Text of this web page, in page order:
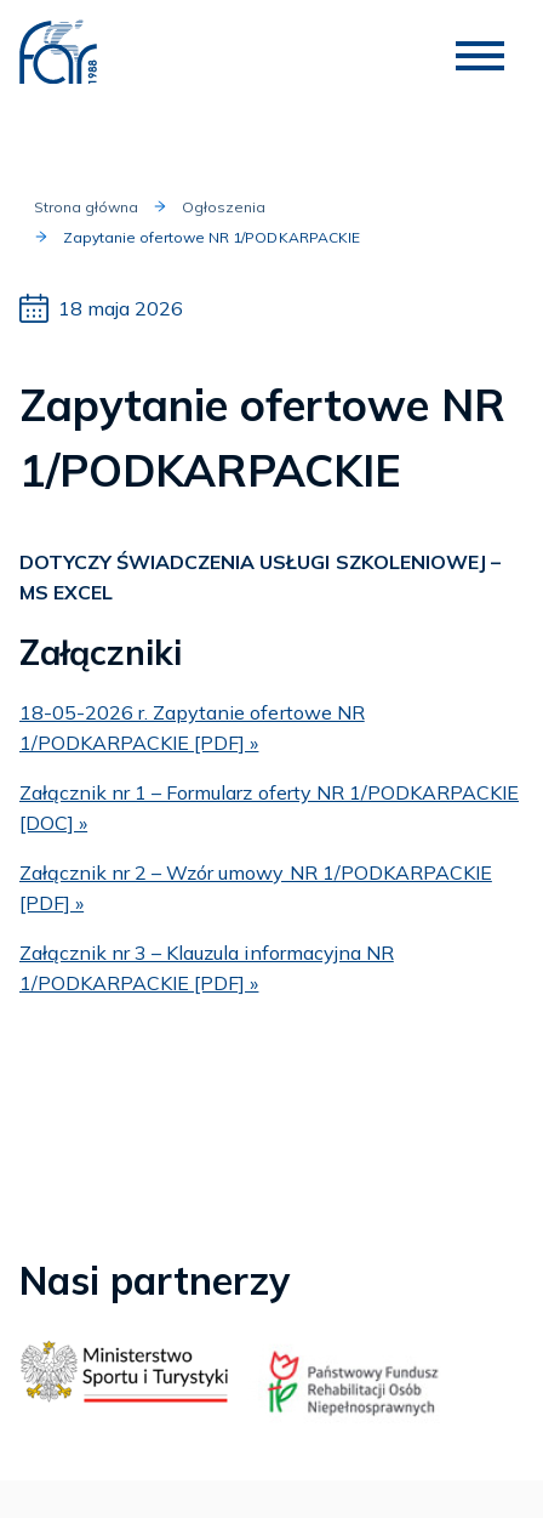
Strona główna
Ogłoszenia
Zapytanie ofertowe NR 1/PODKARPACKIE
18 maja 2026
Zapytanie ofertowe NR
1/PODKARPACKIE
DOTYCZY ŚWIADCZENIA USŁUGI SZKOLENIOWEJ –
MS EXCEL
Załączniki
18-05-2026 r. Zapytanie ofertowe NR
1/PODKARPACKIE [PDF] »
Załącznik nr 1 – Formularz oferty NR 1/PODKARPACKIE
[DOC] »
Załącznik nr 2 – Wzór umowy NR 1/PODKARPACKIE
[PDF] »
Załącznik nr 3 – Klauzula informacyjna NR
1/PODKARPACKIE [PDF] »
Nasi partnerzy